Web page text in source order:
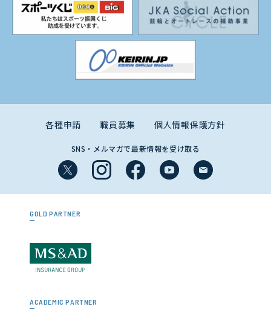
各種申請 職員募集 個人情報保護方針
SNS・メルマガで最新情報を受け取る
GOLD PARTNER
ACADEMIC PARTNER